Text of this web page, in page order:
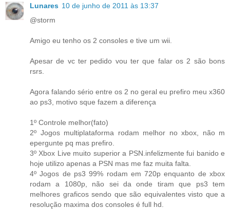
Lunares 10 de junho de 2011 às 13:37
@storm
Amigo eu tenho os 2 consoles e tive um wii.
Apesar de vc ter pedido vou ter que falar os 2 são bons
rsrs.
Agora falando sério entre os 2 no geral eu prefiro meu x360
ao ps3, motivo sque fazem a diferença
1º Controle melhor(fato)
2º Jogos multiplataforma rodam melhor no xbox, não m
epergunte pq mas prefiro.
3º Xbox Live muito superior a PSN.infelizmente fui banido e
hoje utilizo apenas a PSN mas me faz muita falta.
4º Jogos de ps3 99% rodam em 720p enquanto de xbox
rodam a 1080p, não sei da onde tiram que ps3 tem
melhores graficos sendo que são equivalentes visto que a
resolução maxima dos consoles é full hd.